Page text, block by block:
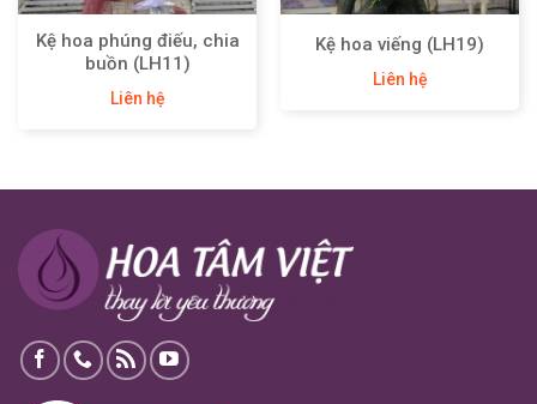
Kệ hoa phúng điếu, chia
buồn (LH11)
Liên hệ
Kệ hoa viếng (LH19)
Liên hệ